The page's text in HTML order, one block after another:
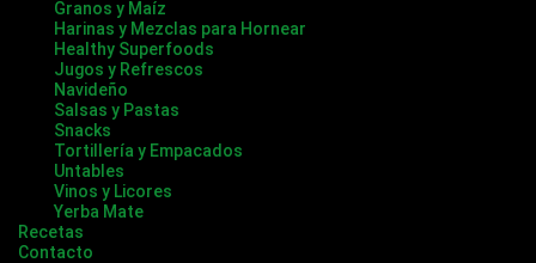
Granos y Maíz
Harinas y Mezclas para Hornear
Healthy Superfoods
Jugos y Refrescos
Navideño
Salsas y Pastas
Snacks
Tortillería y Empacados
Untables
Vinos y Licores
Yerba Mate
Recetas
Contacto